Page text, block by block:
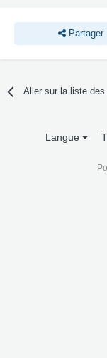
Partager
Aller sur la liste des
Langue